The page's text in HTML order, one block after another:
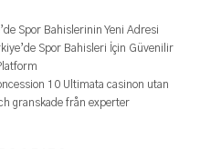
Spor Bahislerinin Yeni Adresi
Spor Bahisleri İçin Güvenilir
10 Ultimata casinon utan
granskade från experter